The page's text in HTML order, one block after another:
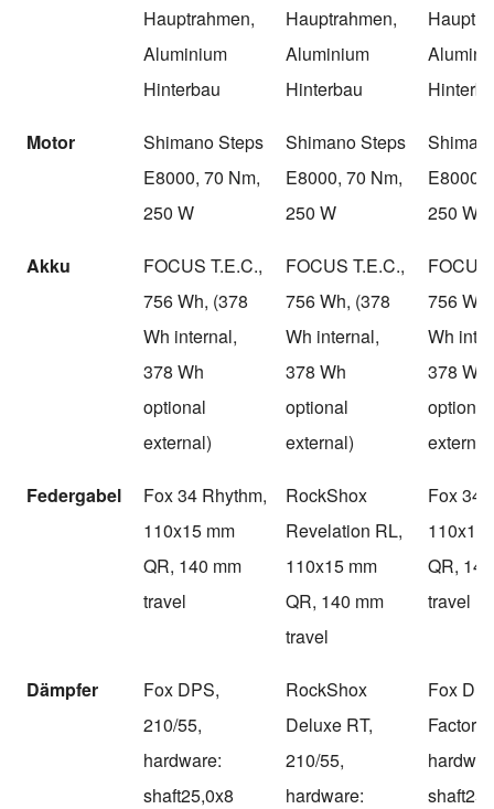
Hauptrahmen,
Aluminium
Hinterbau
Hauptrahmen,
Aluminium
Hinterbau
Motor
Shimano Steps
E8000, 70 Nm,
250 W
Shimano Steps
E8000, 70 Nm,
250 W
E8000,
250 W
Akku
FOCUS T.E.C.,
756 Wh, (378
Wh internal,
378 Wh
optional
external)
FOCUS T.E.C.,
756 Wh, (378
Wh internal,
378 Wh
optional
external)
756
Wh
378 Wh
optional
Federgabel
Fox 34 Rhythm,
110x15 mm
QR, 140 mm
travel
RockShox
Revelation RL,
110x15 mm
QR, 140 mm
travel
Fox 34
110x15
QR,
travel
Dämpfer
Fox DPS,
210/55,
hardware:
shaft25,0x8
RockShox
Deluxe RT,
210/55,
hardware:
Fox